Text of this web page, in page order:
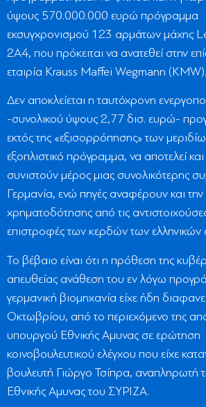
ύψους 570.000.000 ευρώ πρόγραμμα
εκσυγχρονισμού 123 αρμάτων μάχης
2A4, που πρόκειται να ανατεθεί στην
εταιρία Krauss Maffei Wegmann (KMW).
Δεν αποκλείεται η ταυτόχρονη
-συνολικού ύψους 2,77 δισ. ευρώ-
εκτός της «εξισορρόπησης» των
εξοπλιστικό πρόγραμμα, να αποτελεί και
συνιστούν μέρος μιας συνολικότερης
Γερμανία, ενώ πηγές αναφέρουν και την
χρηματοδότησης από τις
επιστροφές των κερδών των
Το βέβαιο είναι ότι η πρόθεση της
απευθείας ανάθεση του εν λόγω
γερμανική βιομηχανία είχε ήδη
Οκτωβρίου, από το περιεχόμενο της
υπουργού Εθνικής Αμυνας σε ερώτηση
κοινοβουλευτικού ελέγχου που είχε
βουλευτή Γιώργο Τσίπρα, αναπληρωτή
Εθνικής Αμυνας του ΣΥΡΙΖΑ.